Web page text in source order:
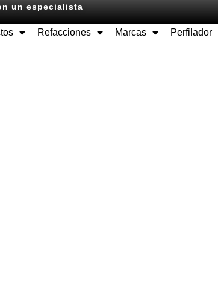
un especialista
Refacciones Marcas Perfilador
Equipos